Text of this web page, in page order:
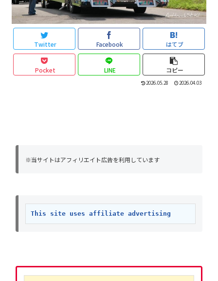
Twitter Facebook はてブ
Pocket LINE コピー
2026.05.28 2026.04.03
※当サイトはアフィリエイト広告を利用しています
This site uses affiliate advertising